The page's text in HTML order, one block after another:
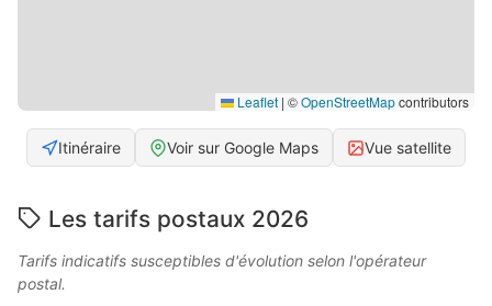
Leaflet | ©OpenStreetMapcontributors
Itinéraire Voir sur Google Maps Vue satellite
Les tarifs postaux 2026
Tarifs indicatifs susceptibles d'évolution selon l'opérateur
postal.